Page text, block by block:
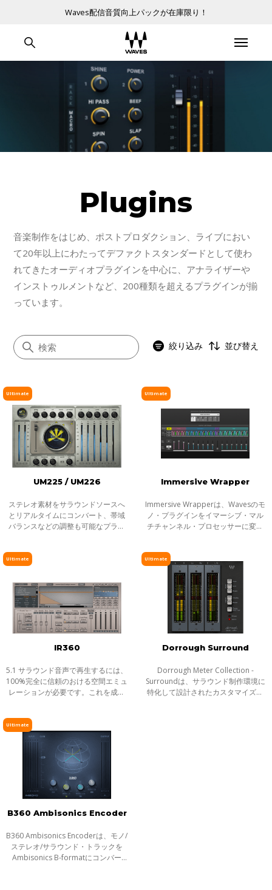
Waves配信音質向上パックが在庫限り！
Plugins
音楽制作をはじめ、ポストプロダクション、ライブにおい
て20年以上にわたってデファクトスタンダードとして使わ
れてきたオーディオプラグインを中心に、アナライザーや
インストゥルメントなど、200種類を超えるプラグインが揃
っています。
すべて
イコライザー
ダイナミクス
ボーカル
マスタリング
サチュレーション／ディストーション
モジュレーション
ピッチ／タイムシフト
エフェクト
インストゥルメント
ギター／ベース
メーター
サラウンド
ヘッドフォンミキシング
ライブソリューション
チャンネルストリップ
ハーモニックエンハンサー
絞り込み 並び替え
Ultimate
UM225 / UM226
ステレオ素材をサラウンドソースへ
とリアルタイムにコンバート、帯域
バランスなどの調整も可能なプラグ
レオ素材を5.0ch/5.1chのサラウンド
Ultimate
Immersive Wrapper
Immersive Wrapperは、Wavesのモ
ノ・プラグインをイマーシブ・マル
チチャンネル・プロセッサーに変換
ォーマットで音楽をミックスする際
のバス処理
Ultimate
IR360
5.1 サラウンド音声で再生するには、
100%完全に信頼のおける空間エミュ
レーションが必要です。これを成し
ントロールが必要となります。そし
て、そ
Ultimate
Dorrough Surround
Dorrough Meter Collection -
Surroundは、サラウンド制作環境に
特化して設計されたカスタマイズ・
Ultimate
B360 Ambisonics Encoder
B360 Ambisonics Encoderは、モノ/
ステレオ/サラウンド・トラックを
Ambisonics B-formatにコンバー